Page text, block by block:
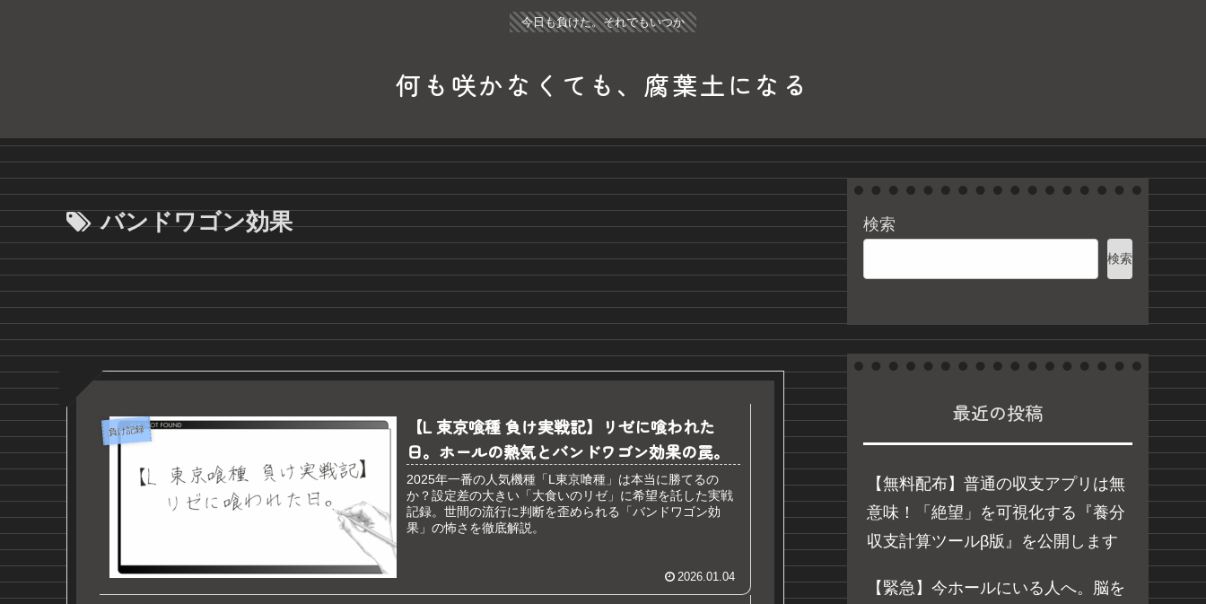
今日も負けた。それでもいつか
何も咲かなくても、腐葉土になる
バンドワゴン効果
負け記録
【L 東京喰種 負け実戦記】リゼに喰われた
日。ホールの熱気とバンドワゴン効果の罠。
2025年一番の人気機種「L東京喰種」は本当に勝てるの
か？設定差の大きい「大食いのリゼ」に希望を託した実戦
記録。世間の流行に判断を歪められる「バンドワゴン効
果」の怖さを徹底解説。
2026.01.04
検索
検索
最近の投稿
【無料配布】普通の収支アプリは無
意味！「絶望」を可視化する『養分
収支計算ツールβ版』を公開します
【緊急】今ホールにいる人へ。脳を